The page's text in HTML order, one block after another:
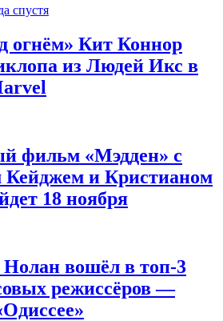
спустя
огнём» Кит Коннор
из Людей Икс в
фильм «Мэдден» с
Кейджем и Кристианом
18 ноября
вошёл в топ-3
режиссёров —